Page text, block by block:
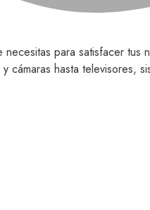
para satisfacer
cámaras hasta televisores,